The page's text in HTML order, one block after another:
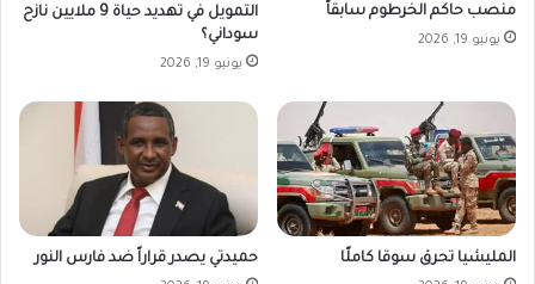
منصب حاكم الخرطوم سابقاً
يونيو 19, 2026
التمويل في تهديد حياة 9 ملايين نازح
سوداني؟
يونيو 19, 2026
المليشيا تحرق سوقا كاملًا حميدتي يصدر قراراً ضد فارس النور